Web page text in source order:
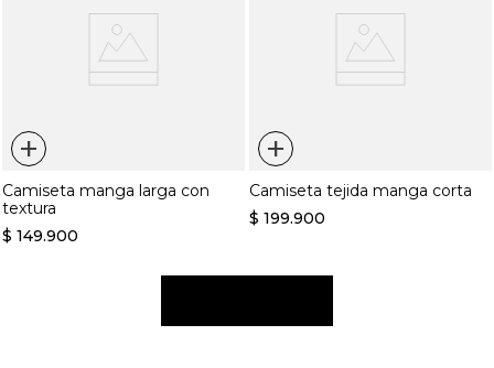
+
Camiseta manga larga con
textura
$ 149.900
+
Camiseta tejida manga corta
$ 199.900